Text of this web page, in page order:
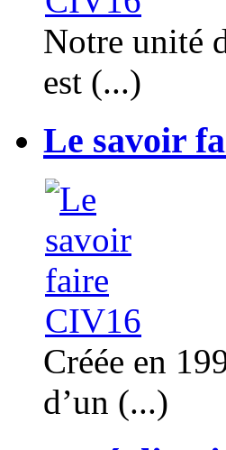
Notre unité
est (...)
Le savoir
Créée en
d’un (...)